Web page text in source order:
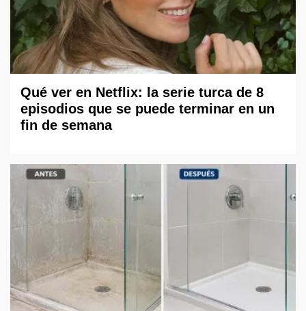
Qué ver en Netflix: la serie turca de 8
episodios que se puede terminar en un
fin de semana